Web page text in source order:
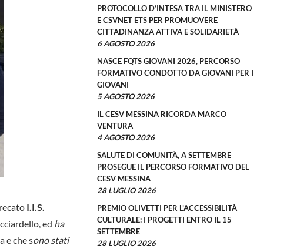
I.I.S.
ed ha
e che sono stati
PROTOCOLLO D’INTESA TRA IL MINISTERO
E CSVNET ETS PER PROMUOVERE
CITTADINANZA ATTIVA E SOLIDARIETÀ
6 AGOSTO 2026
NASCE FQTS GIOVANI 2026, PERCORSO
FORMATIVO CONDOTTO DA GIOVANI PER I
GIOVANI
5 AGOSTO 2026
IL CESV MESSINA RICORDA MARCO
VENTURA
4 AGOSTO 2026
SALUTE DI COMUNITÀ, A SETTEMBRE
PROSEGUE IL PERCORSO FORMATIVO DEL
CESV MESSINA
28 LUGLIO 2026
PREMIO OLIVETTI PER L’ACCESSIBILITÀ
CULTURALE: I PROGETTI ENTRO IL 15
SETTEMBRE
28 LUGLIO 2026